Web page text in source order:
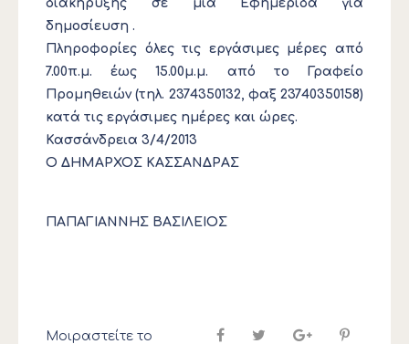
διακήρυξης σε μία Εφημερίδα για
δημοσίευση .
Πληροφορίες όλες τις εργάσιμες μέρες από
7.00π.μ. έως 15.00μ.μ. από το Γραφείο
Προμηθειών (τηλ. 2374350132, φαξ 23740350158)
κατά τις εργάσιμες ημέρες και ώρες.
Κασσάνδρεια 3/4/2013
Ο ΔΗΜΑΡΧΟΣ ΚΑΣΣΑΝΔΡΑΣ
ΠΑΠΑΓΙΑΝΝΗΣ ΒΑΣΙΛΕΙΟΣ
Μοιραστείτε το